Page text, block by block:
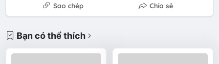
Sao chép
Chia sẻ
Bạn có thể thích